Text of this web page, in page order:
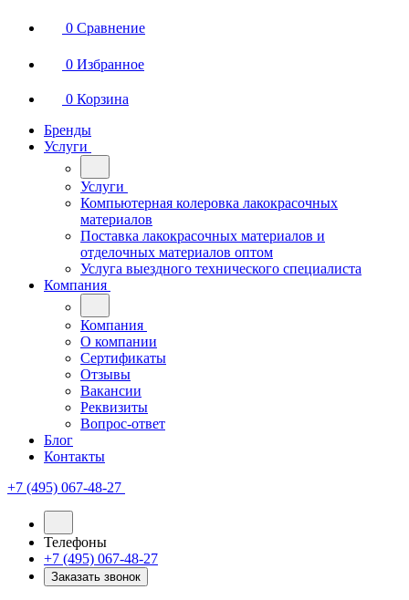
0 Сравнение
0 Избранное
0 Корзина
Бренды
Услуги
Услуги
Компьютерная колеровка лакокрасочных
материалов
Поставка лакокрасочных материалов и
отделочных материалов оптом
Услуга выездного технического специалиста
Компания
Компания
О компании
Сертификаты
Отзывы
Вакансии
Реквизиты
Вопрос-ответ
Блог
Контакты
+7 (495) 067-48-27
Телефоны
+7 (495) 067-48-27
Заказать звонок